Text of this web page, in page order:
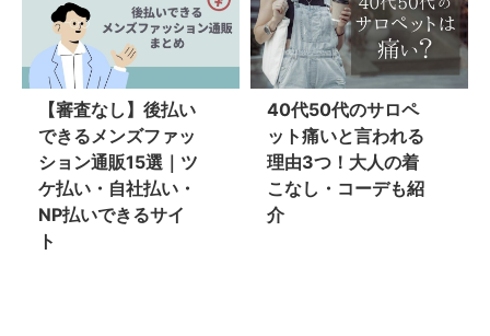
【審査なし】後払い
できるメンズファッ
ション通販15選｜ツ
ケ払い・自社払い・
NP払いできるサイ
ト
40代50代のサロペ
ット痛いと言われる
理由3つ！大人の着
こなし・コーデも紹
介